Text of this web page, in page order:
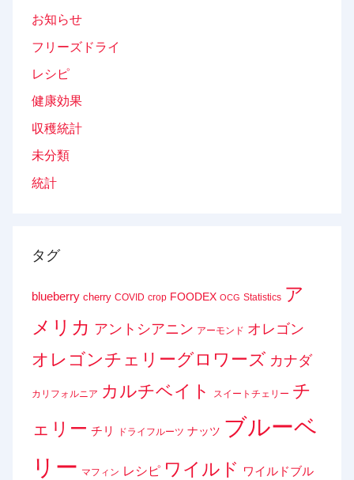
お知らせ
フリーズドライ
レシピ
健康効果
収穫統計
未分類
統計
タグ
blueberry cherry COVID crop FOODEX OCG Statistics ア
メリカ アントシアニン アーモンド オレゴン
オレゴンチェリーグロワーズ カナダ
カリフォルニア カルチベイト スイートチェリー チ
ェリー チリ ドライフルーツ ナッツ ブルーベ
リー マフィン レシピ ワイルド ワイルドブル